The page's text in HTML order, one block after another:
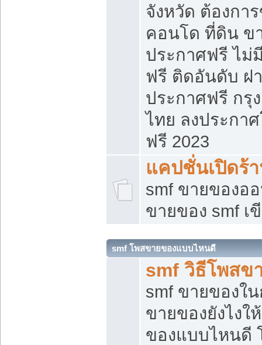
จังหวัด ต้องกา
คอนโด ที่ดิน ข
ประกาศฟรี ไม่
ฟรี ติดอันดับ ฝ
ประกาศฟรี กรุ
ไทย ลงประกา
ฟรี 2023
แคปชั่นเปิดร้
smf ขายของอ
ขายของ smf เ
smf โพสขายของแบบไหนดี
smf วิธีโพสข
smf ขายของใ
ขายของยังไง
ของแบบไหนดี